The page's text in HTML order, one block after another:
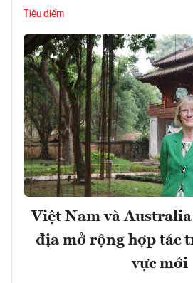
Tiêu điểm
Việt Nam và
địa mở rộng hợp tác
vực mới